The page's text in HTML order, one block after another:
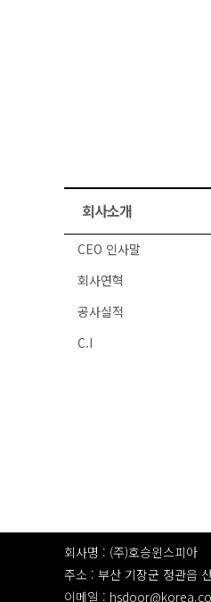
회사소개
CEO 인사말
회사연혁
공사실적
C.I
회사명 : (주)호승윈스피아
주소 : 부산 기장군 정관읍
이메일 :